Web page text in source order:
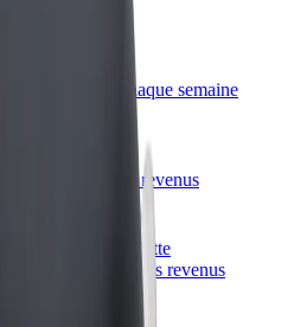
des revenus chaque semaine
magasin
augmentez vos revenus
propriétaire de flotte
et augmentez vos revenus